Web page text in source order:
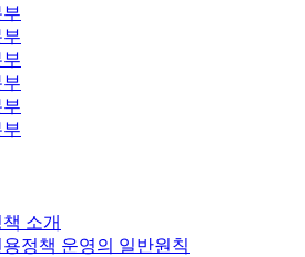
소개
정책 운영의 일반원칙